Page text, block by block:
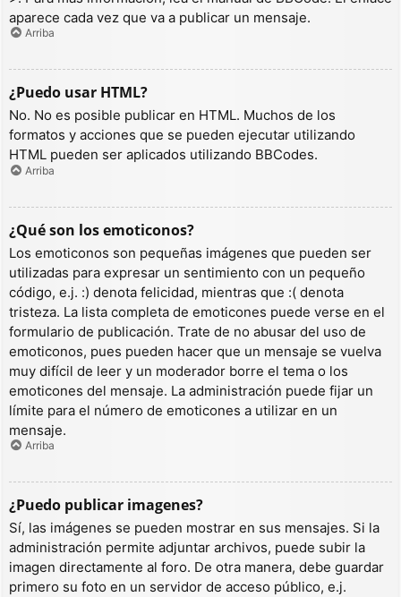
aparece cada vez que va a publicar un mensaje.
Arriba
¿Puedo usar HTML?
No. No es posible publicar en HTML. Muchos de los
formatos y acciones que se pueden ejecutar utilizando
HTML pueden ser aplicados utilizando BBCodes.
Arriba
¿Qué son los emoticonos?
Los emoticonos son pequeñas imágenes que pueden ser
utilizadas para expresar un sentimiento con un pequeño
código, e.j. :) denota felicidad, mientras que :( denota
tristeza. La lista completa de emoticones puede verse en el
formulario de publicación. Trate de no abusar del uso de
emoticonos, pues pueden hacer que un mensaje se vuelva
muy difícil de leer y un moderador borre el tema o los
emoticones del mensaje. La administración puede fijar un
límite para el número de emoticones a utilizar en un
mensaje.
Arriba
¿Puedo publicar imagenes?
Sí, las imágenes se pueden mostrar en sus mensajes. Si la
administración permite adjuntar archivos, puede subir la
imagen directamente al foro. De otra manera, debe guardar
primero su foto en un servidor de acceso público, e.j.